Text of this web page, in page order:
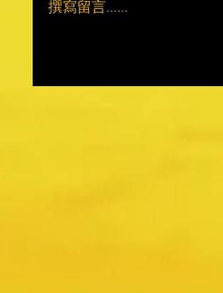
撰寫留言......